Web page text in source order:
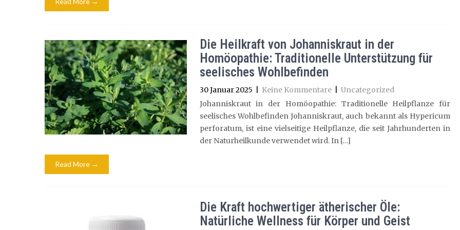
Die Heilkraft von Johanniskraut in der
Homöopathie: Traditionelle Unterstützung für
seelisches Wohlbefinden
30 Januar 2025 Keine Kommentare
Uncategorized
Johanniskraut in der Homöopathie: Traditionelle Heilpflanze für
seelisches Wohlbefinden Johanniskraut, auch bekannt als Hypericum
perforatum, ist eine vielseitige Heilpflanze, die seit Jahrhunderten in
der Naturheilkunde verwendet wird. In […]
Read More →
Die Kraft hochwertiger ätherischer Öle:
Natürliche Wellness für Körper und Geist